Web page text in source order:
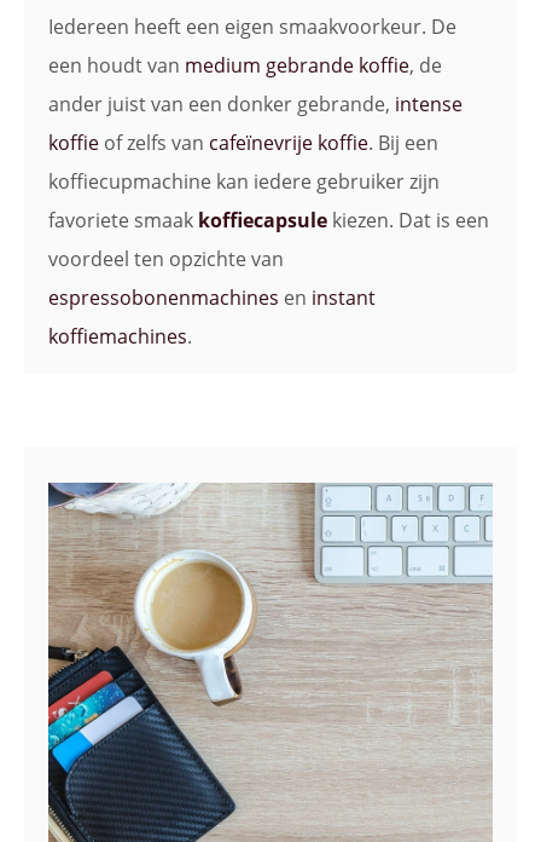
Iedereen heeft een eigen smaakvoorkeur. De
een houdt van medium gebrande koffie, de
ander juist van een donker gebrande, intense
koffie of zelfs van cafeïnevrije koffie. Bij een
koffiecupmachine kan iedere gebruiker zijn
favoriete smaak koffiecapsule kiezen. Dat is een
voordeel ten opzichte van
espressobonenmachines en instant
koffiemachines.